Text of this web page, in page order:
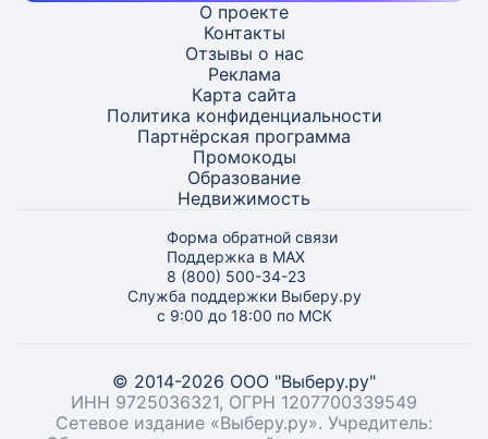
О проекте
Контакты
Отзывы о нас
Реклама
Карта сайта
Политика конфиденциальности
Партнёрская программа
Промокоды
Образование
Недвижимость
Форма обратной связи
Поддержка в MAX
8 (800) 500-34-23
Служба поддержки Выберу.ру
с 9:00 до 18:00 по МСК
© 2014-2026 ООО "Выберу.ру"
ИНН 9725036321, ОГРН 1207700339549
Сетевое издание «Выберу.ру». Учредитель: